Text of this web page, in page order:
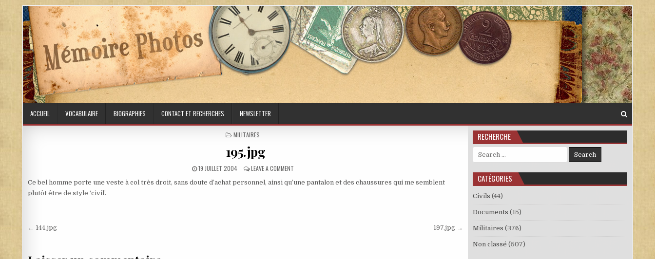
Skip to content
ACCUEIL VOCABULAIRE BIOGRAPHIES CONTACT ET RECHERCHES NEWSLETTER
POSTED IN
MILITAIRES
195.jpg
PUBLISHED DATE:
19 JUILLET 2004 LEAVE A COMMENTON 195.JPG
Ce bel homme porte une veste à col très droit, sans doute d’achat personnel, ainsi qu’une pantalon et des chaussures qui me semblent
plutôt être de style ‘civil’.
Navigation de l’article
← 144.jpg 197.jpg →
RECHERCHE
Search for:
CATÉGORIES
Civils (44)
Documents (15)
Militaires (376)
Non classé (507)